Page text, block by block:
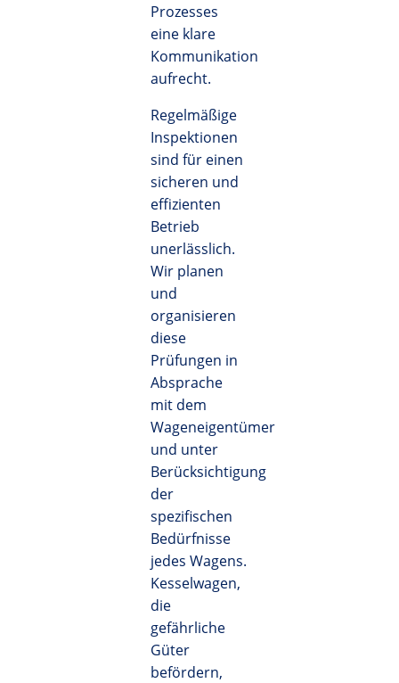
Prozesses
eine klare
Kommunikation
aufrecht.
Regelmäßige
Inspektionen
sind für einen
sicheren und
effizienten
Betrieb
unerlässlich.
Wir planen
und
organisieren
diese
Prüfungen in
Absprache
mit dem
Wageneigentümer
und unter
Berücksichtigung
der
spezifischen
Bedürfnisse
jedes Wagens.
Kesselwagen,
die
gefährliche
Güter
befördern,